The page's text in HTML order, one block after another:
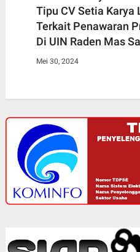
Tipu CV Setia Karya
Terkait Penawaran
Di UIN Raden Mas
Mei 30, 2024